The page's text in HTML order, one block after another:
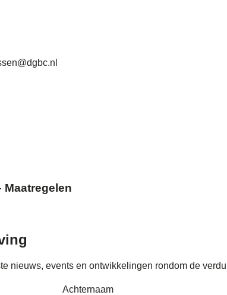
nieuws, events en ontwikkelingen rondom de
Achternaam